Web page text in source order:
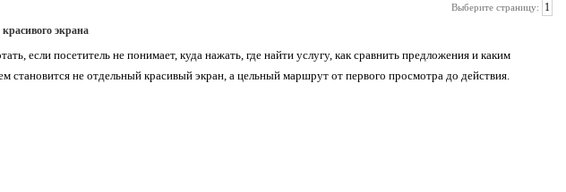
Выберите страницу: 1
экрана
если посетитель не понимает, куда нажать, где найти услугу, как сравнить предложения и каким
становится не отдельный красивый экран, а цельный маршрут от первого просмотра до действия.